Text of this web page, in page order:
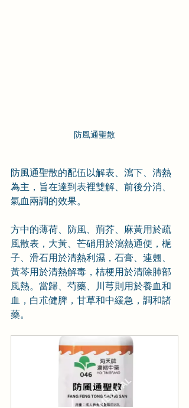
防風通聖散
防風通聖散的配伍以解表、瀉下、清熱
為主，旨在達到表裡雙解、前後分消、
氣血兩調的效果。
方中的薄荷、防風、荊芥、麻黃用於疏
風散表，大黃、芒硝用於瀉熱通便，梔
子、滑石用於清熱利濕，石膏、連翹、
黃芩用於清熱解毒，桔梗用於清除肺部
風熱。當歸、芍藥、川芎則用於養血和
血，白朮健脾，甘草和中緩急，調和諸
藥。